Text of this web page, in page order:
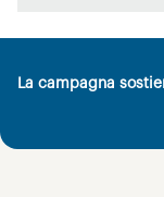
La campagna